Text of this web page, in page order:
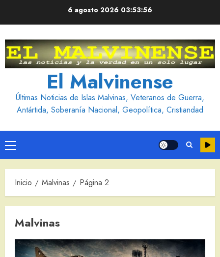
6 agosto 2026 03:53:57
El Malvinense
Últimas Noticias de Islas Malvinas, Veteranos de Guerra,
Antártida, Soberanía Nacional, Geopolítica, Cristiandad
Menú
principal
Inicio Malvinas Página 2
Malvinas